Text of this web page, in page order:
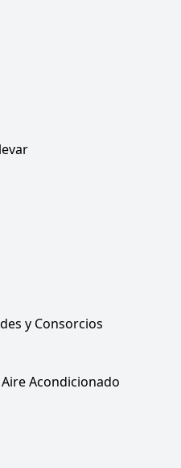
y Consorcios
Acondicionado